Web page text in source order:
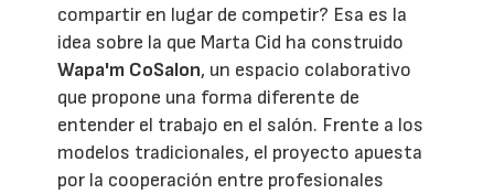
compartir en lugar de competir? Esa es la
idea sobre la que Marta Cid ha construido
Wapa'm CoSalon, un espacio colaborativo
que propone una forma diferente de
entender el trabajo en el salón. Frente a los
modelos tradicionales, el proyecto apuesta
por la cooperación entre profesionales